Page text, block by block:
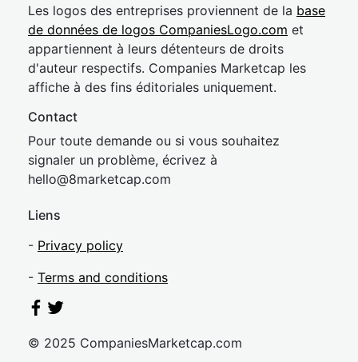
Les logos des entreprises proviennent de la base
de données de logos CompaniesLogo.com et
appartiennent à leurs détenteurs de droits
d'auteur respectifs. Companies Marketcap les
affiche à des fins éditoriales uniquement.
Contact
Pour toute demande ou si vous souhaitez
signaler un problème, écrivez à
hello@8marketcap.com
Liens
- Privacy policy
- Terms and conditions
© 2025 CompaniesMarketcap.com